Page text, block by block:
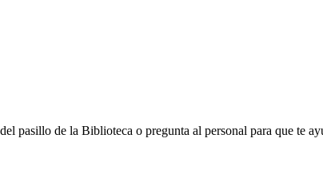
pasillo de la Biblioteca o pregunta al personal para que te